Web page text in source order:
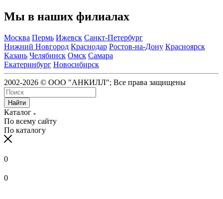
Мы в наших филиалах
Москва Пермь Ижевск Санкт-Петербург
Нижний Новгород Краснодар Ростов-на-Дону Красноярск
Казань Челябинск Омск Самара
Екатеринбург Новосибирск
2002-2026 © ООО "АНКИЛЛ"; Все права защищены
Найти
Каталог
По всему сайту
По каталогу
0
0